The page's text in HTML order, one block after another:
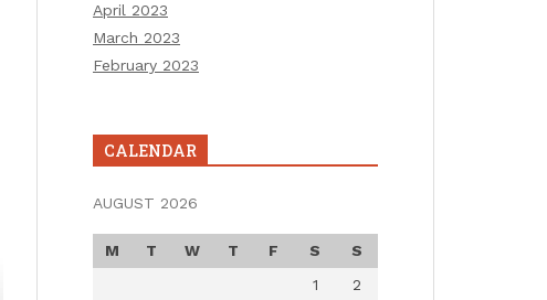
April 2023
March 2023
February 2023
CALENDAR
AUGUST 2026
M T W T F S
S
1
2